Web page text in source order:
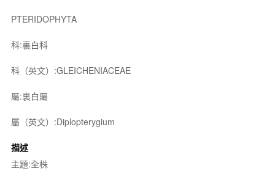
PTERIDOPHYTA
科:裏白科
科（英文）:GLEICHENIACEAE
屬:裏白屬
屬（英文）:Diplopterygium
描述
主題:全株